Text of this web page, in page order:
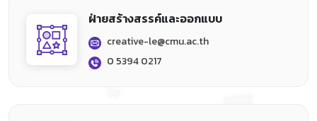
ฝ่ายสร้างสรรค์และออกแบบ
creative-le@cmu.ac.th
0 5394 0217